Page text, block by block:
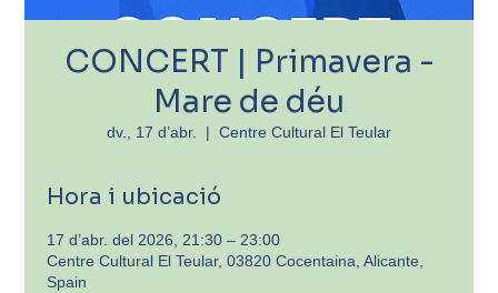
CONCERT | Primavera -
Mare de déu
dv., 17 d’abr.
  |
Centre Cultural El Teular
Hora i ubicació
17 d’abr. del 2026, 21:30 – 23:00
Centre Cultural El Teular, 03820 Cocentaina, Alicante,
Spain